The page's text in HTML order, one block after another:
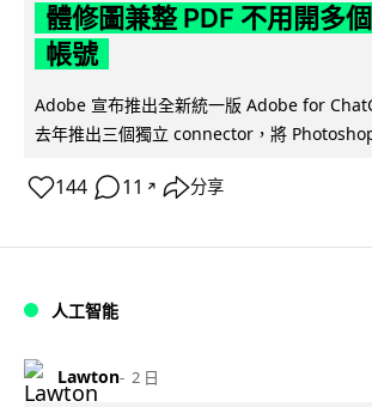
體修圖兼整 PDF 不用開多
帳號
Adobe 宣布推出全新統一版 Adobe for
去年推出三個獨立 connector，將
144 11 ↗ 分享
人工智能
Lawton 2 日